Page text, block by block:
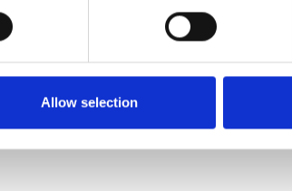
Allow selection